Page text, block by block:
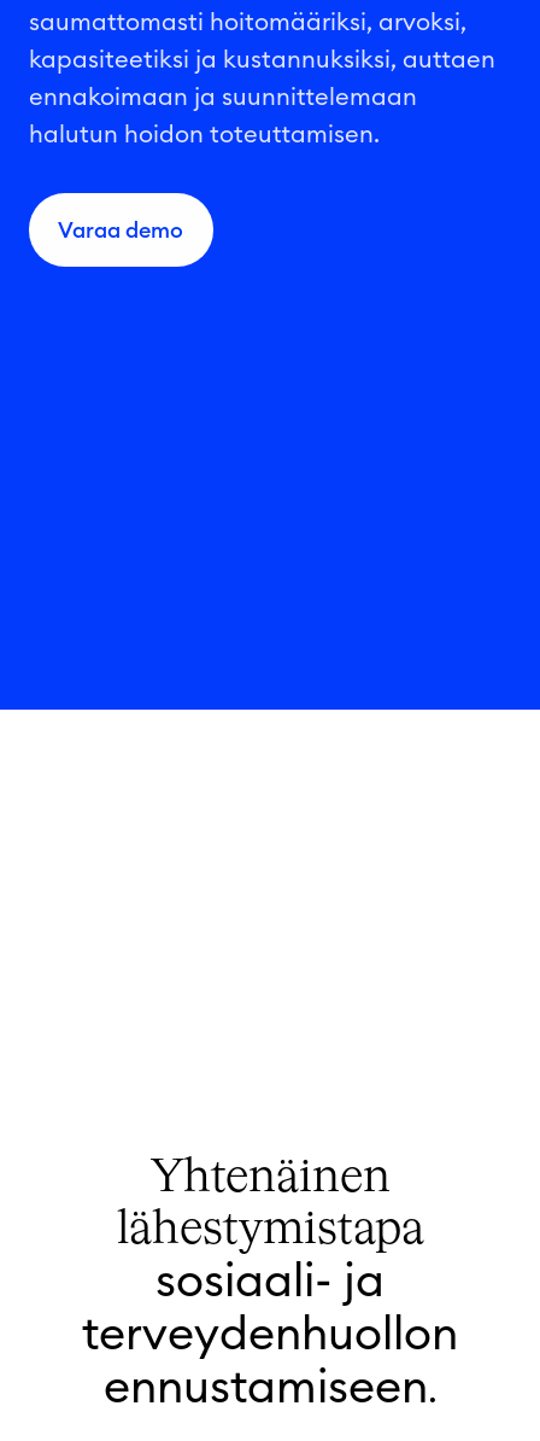
saumattomasti hoitomääriksi, arvoksi,
kapasiteetiksi ja kustannuksiksi, auttaen
ennakoimaan ja suunnittelemaan
halutun hoidon toteuttamisen.
Varaa demo
Yhtenäinen
lähestymistapa
sosiaali- ja
terveydenhuollon
ennustamiseen.